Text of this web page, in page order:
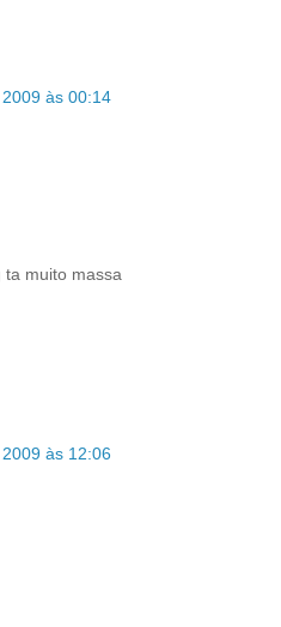
às 00:14
ta muito massa
às 12:06